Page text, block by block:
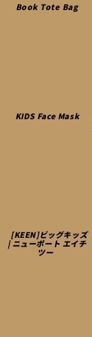
Book Tote Bag
KIDS Face Mask
[KEEN]ビッグキッズ
| ニューポート エイチ
ツー